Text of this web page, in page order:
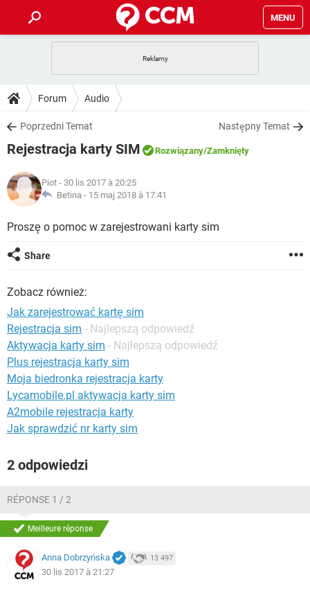
MENU
GRY
SPOTIFY
INSTAGRAM FACEBOOK
WINDOWS 10
PORADY
PlayStation
INSTAGRAM
WINDOWS 10
DO POBRANIA
ANDROID TIKTOK
GRY
IOS
FACEBOOK
FORUM
COVID-19
GRY
SPOTIFY NETFLIX
INSTAGRAM
ARTYKUŁY
TIKTOK
INSTAGRAM
WINDOWS 10
Forum Audio
Poprzedni Temat Następny Temat
Rejestracja karty SIM Rozwiązany/Zamknięty
Piot - 30 lis 2017 à 20:25
Betina - 15 maj 2018 à 17:41
Proszę o pomoc w zarejestrowani karty sim
Share
Zobacz również:
Jak zarejestrować kartę sim
Rejestracja sim - Najlepszą odpowiedź
Aktywacja karty sim - Najlepszą odpowiedź
Plus rejestracja karty sim
Moja biedronka rejestracja karty
Lycamobile.pl aktywacja karty sim
A2mobile rejestracja karty
Jak sprawdzić nr karty sim
2 odpowiedzi
RÉPONSE 1 / 2
Meilleure réponse
Anna Dobrzyńska 13 497
30 lis 2017 à 21:27